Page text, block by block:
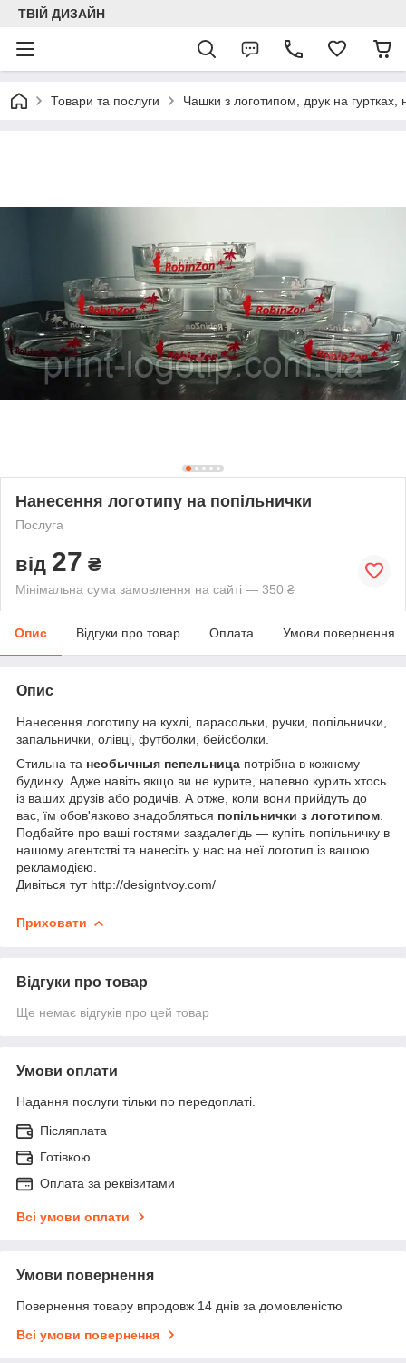
ТВІЙ ДИЗАЙН
Товари та послуги Чашки з логотипом, друк на гуртках,
Нанесення логотипу на попільнички
Послуга
від 27 ₴
Мінімальна сума замовлення на сайті — 350 ₴
Опис Відгуки про товар Оплата Умови повернення
Опис
Нанесення логотипу на кухлі, парасольки, ручки, попільнички,
запальнички, олівці, футболки, бейсболки.
Стильна та необычныя пепельница потрібна в кожному
будинку. Адже навіть якщо ви не курите, напевно курить хтось
із ваших друзів або родичів. А отже, коли вони прийдуть до
вас, їм обов'язково знадобляться попільнички з логотипом
Подбайте про ваші гостями заздалегідь — купіть попільничку в
нашому агентстві та нанесіть у нас на неї логотип із вашою
рекламодією.
Дивіться тут http://designtvoy.com/
Приховати
Відгуки про товар
Ще немає відгуків про цей товар
Умови оплати
Надання послуги тільки по передоплаті.
Післяплата
Готівкою
Оплата за реквізитами
Всі умови оплати
Умови повернення
Повернення товару впродовж 14 днів за домовленістю
Всі умови повернення